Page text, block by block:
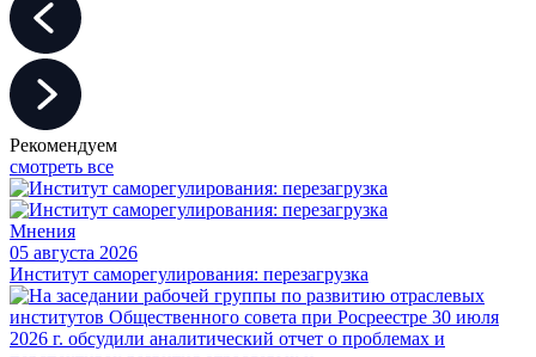
Рекомендуем
смотреть все
Мнения
05 августа 2026
Институт саморегулирования: перезагрузка